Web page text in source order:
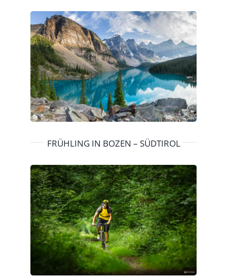
FRÜHLING IN BOZEN – SÜDTIROL